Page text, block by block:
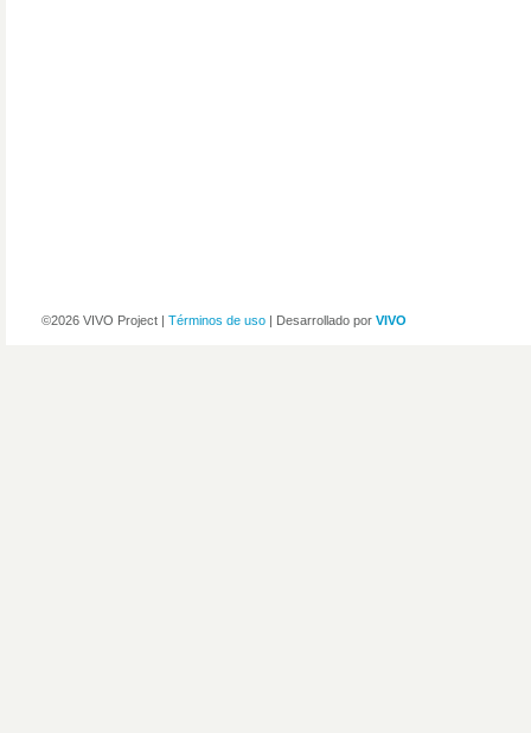
©2026 VIVO Project | Términos de uso | Desarrollado por VIVO